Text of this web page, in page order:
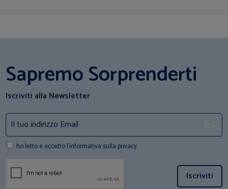
Sapremo Sorprenderti
Iscriviti alla Newsletter
ho letto e accetto l'informativa sulla privacy
Iscriviti